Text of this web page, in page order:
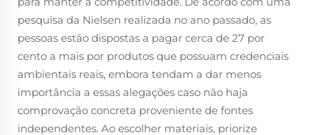
pesquisa da Nielsen realizada no ano passado, as
pessoas estão dispostas a pagar cerca de 27 por
cento a mais por produtos que possuam credenciais
ambientais reais, embora tendam a dar menos
importância a essas alegações caso não haja
comprovação concreta proveniente de fontes
independentes. Ao escolher materiais, priorize